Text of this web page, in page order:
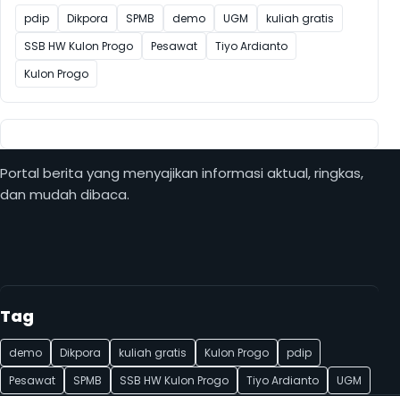
pdip Dikpora SPMB demo UGM
kuliah gratis
SSB HW Kulon Progo
Pesawat
Tiyo Ardianto
Kulon Progo
Portal berita yang menyajikan informasi aktual, ringkas,
dan mudah dibaca.
Tag
demo Dikpora kuliah gratis Kulon Progo
pdip
Pesawat
SPMB SSB HW Kulon Progo Tiyo Ardianto
UGM